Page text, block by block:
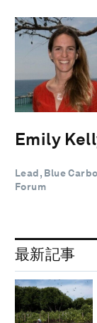
Emily
Lead, Blue
Forum
最新記事